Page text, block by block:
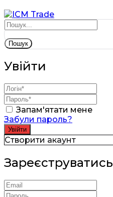
Пошук
Увійти
Запам'ятати мене
Забули пароль?
Створити акаунт
Зареєструватись